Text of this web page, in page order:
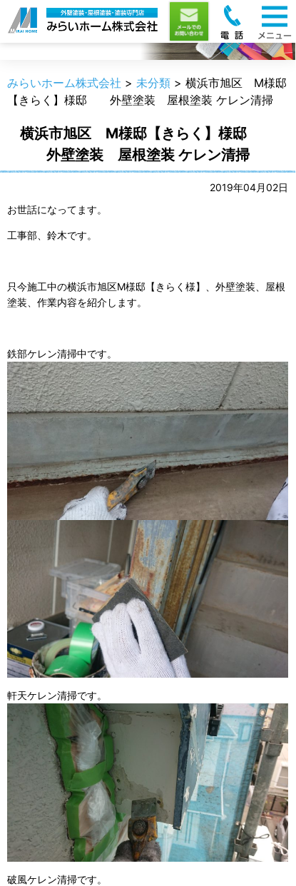
職人のうんちく
みらいホーム株式会社 > 未分類 > 横浜市旭区 M様邸
【きらく】様邸 外壁塗装 屋根塗装 ケレン清掃
横浜市旭区 M様邸【きらく】様邸
外壁塗装 屋根塗装 ケレン清掃
2019年04月02日
お世話になってます。
工事部、鈴木です。
只今施工中の横浜市旭区M様邸【きらく様】、外壁塗装、屋根
塗装、作業内容を紹介します。
鉄部ケレン清掃中です。
軒天ケレン清掃です。
破風ケレン清掃です。